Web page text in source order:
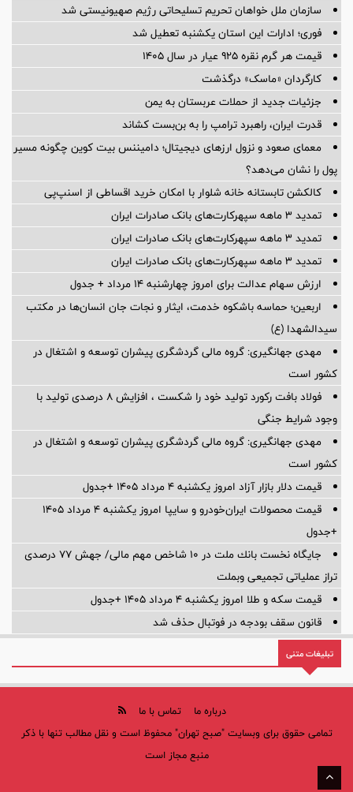
سازمان ملل خواهان تحریم تسلیحاتی رژیم صهیونیستی شد
فوری؛ ادارات این استان یکشنبه تعطیل شد
قیمت هر گرم نقره ۹۲۵ عیار در سال ۱۴۰۵
کارگردان «ماسک» درگذشت
جزئیات جدید از حملات عربستان به یمن
قدرت ایران، راهبرد ترامپ را به بن‌بست کشاند
معمای صعود و نزول ارزهای دیجیتال؛ دامیننس بیت کوین چگونه مسیر
پول را نشان می‌دهد؟
کالکشن تابستانه خانه شلوار با امکان خرید اقساطی از اسنپ‌پی
تمدید 3 ماهه سپهرکارت‌های بانک صادرات ایران
تمدید 3 ماهه سپهرکارت‌های بانک صادرات ایران
تمدید 3 ماهه سپهرکارت‌های بانک صادرات ایران
ارزش سهام عدالت برای امروز چهارشنبه ۱۴ مرداد + جدول
اربعین؛ حماسه باشکوه خدمت، ایثار و نجات جان انسان‌ها در مکتب
سیدالشهدا (ع)
مهدی جهانگیری: گروه مالی گردشگری پیشران توسعه و اشتغال در
کشور است
فولاد بافت رکورد تولید خود را شکست ، افزایش 8 درصدی تولید با
وجود شرایط جنگی
مهدی جهانگیری: گروه مالی گردشگری پیشران توسعه و اشتغال در
کشور است
قیمت دلار بازار آزاد امروز یکشنبه ۴ مرداد ۱۴۰۵ +جدول
قیمت محصولات ایران‌خودرو و سایپا امروز یکشنبه ۴ مرداد ۱۴۰۵
+جدول
جایگاه نخست بانك ملت در 10 شاخص مهم مالی/ جهش 77 درصدی
تراز عملیاتی تجمیعی وبملت
قیمت سکه و طلا امروز یکشنبه ۴ مرداد ۱۴۰۵ +جدول
قانون سقف بودجه در فوتبال حذف شد
تبلیغات متنی
درباره ما
تماس با ما
تمامی حقوق برای وبسایت "صبح تهران" محفوظ است و نقل مطالب تنها با ذکر
منبع مجاز است